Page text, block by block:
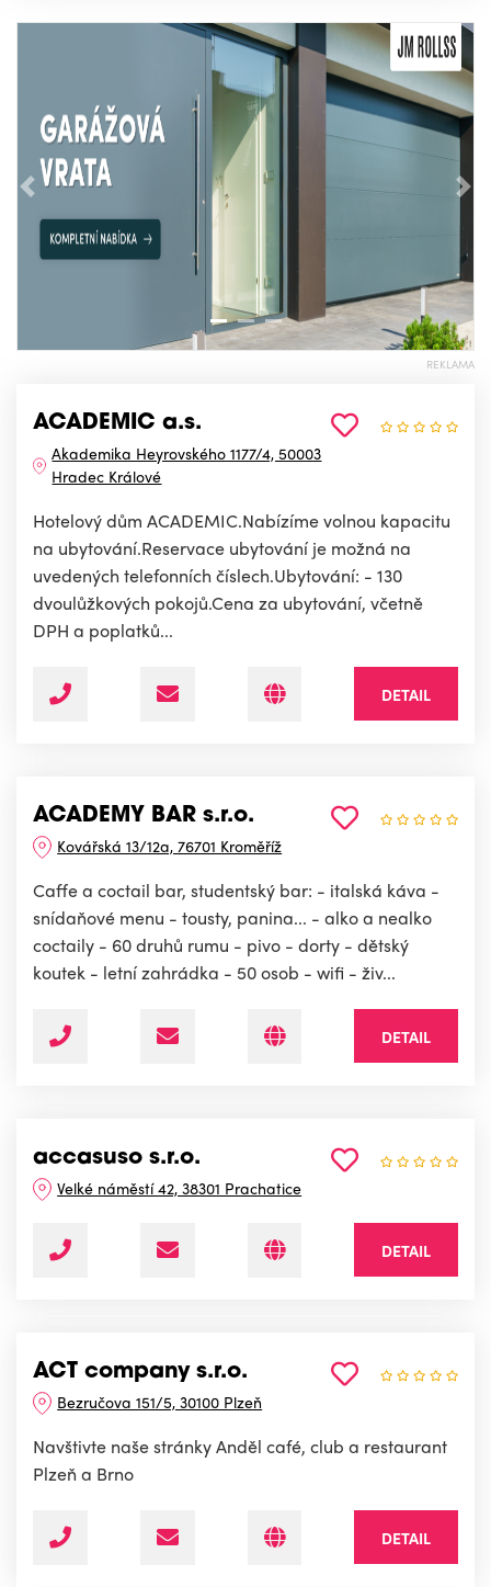
Předchozí
REKLAMA
ACADEMIC a.s.
Akademika Heyrovského 1177/4, 50003
Hradec Králové
Hotelový dům ACADEMIC.Nabízíme volnou kapacitu
na ubytování.Reservace ubytování je možná na
uvedených telefonních číslech.Ubytování: - 130
dvoulůžkových pokojů.Cena za ubytování, včetně
DPH a poplatků...
DETAIL
ACADEMY BAR s.r.o.
Kovářská 13/12a, 76701 Kroměříž
Caffe a coctail bar, studentský bar: - italská káva -
snídaňové menu - tousty, panina... - alko a nealko
coctaily - 60 druhů rumu - pivo - dorty - dětský
koutek - letní zahrádka - 50 osob - wifi - živ...
DETAIL
accasuso s.r.o.
Velké náměstí 42, 38301 Prachatice
DETAIL
ACT company s.r.o.
Bezručova 151/5, 30100 Plzeň
Navštivte naše stránky Anděl café, club a restaurant
Plzeň a Brno
DETAIL